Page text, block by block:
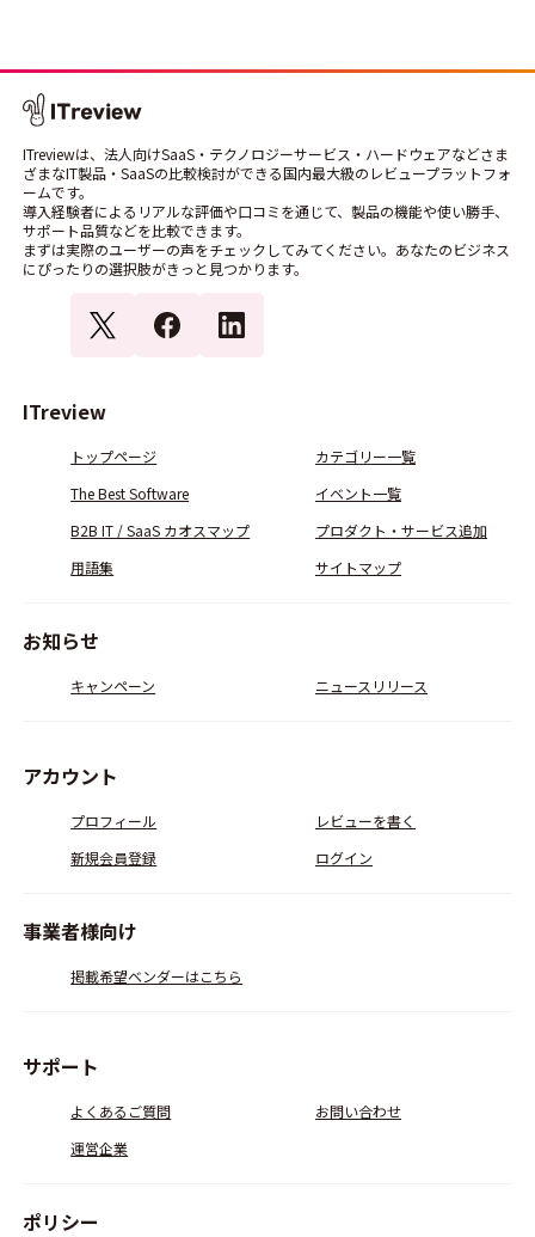
ITreviewは、法人向けSaaS・テクノロジーサービス・ハードウェアなどさま
ざまなIT製品・SaaSの比較検討ができる国内最大級のレビュープラットフォ
ームです。
導入経験者によるリアルな評価や口コミを通じて、製品の機能や使い勝手、
サポート品質などを比較できます。
まずは実際のユーザーの声をチェックしてみてください。あなたのビジネス
にぴったりの選択肢がきっと見つかります。
ITreview
トップページ
カテゴリー一覧
The Best Software
イベント一覧
B2B IT / SaaS カオスマップ
プロダクト・サービス追加
用語集
サイトマップ
お知らせ
キャンペーン ニュースリリース
アカウント
プロフィール
レビューを書く
新規会員登録
ログイン
事業者様向け
掲載希望ベンダーはこちら
サポート
よくあるご質問
お問い合わせ
運営企業
ポリシー